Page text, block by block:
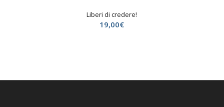
Liberi di credere!
19,00€